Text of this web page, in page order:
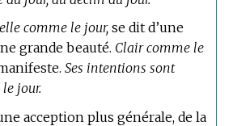
comme le jour, se dit d’une
grande beauté. Clair comme le
Ses intentions sont
jour.
acception plus générale, de la